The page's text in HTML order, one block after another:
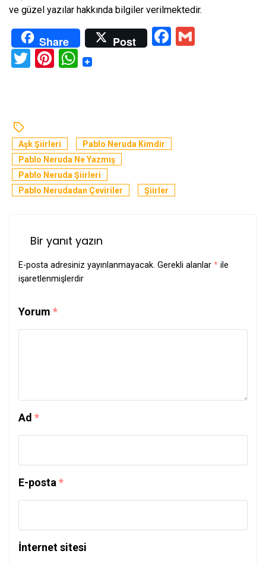
ve güzel yazılar hakkında bilgiler verilmektedir.
Share Post Facebook
Twitter
Pinterest
WhatsApp
Aşk Şiirleri
Pablo Neruda Kimdir
Pablo Neruda Ne Yazmış
Pablo Neruda Şiirleri
Pablo Nerudadan Çeviriler
Şiirler
Bir yanıt yazın
E-posta adresiniz yayınlanmayacak. Gerekli alanlar * ile
işaretlenmişlerdir
Yorum *
Ad *
E-posta*
İnternet sitesi